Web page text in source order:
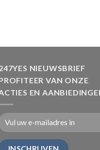
NIEUWSBRIEF
VAN ONZE
EN